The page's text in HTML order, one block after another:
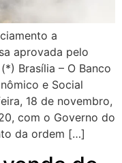
a
aprovada pelo
Brasília – O Banco
e Social
18 de novembro,
com o Governo do
da ordem […]